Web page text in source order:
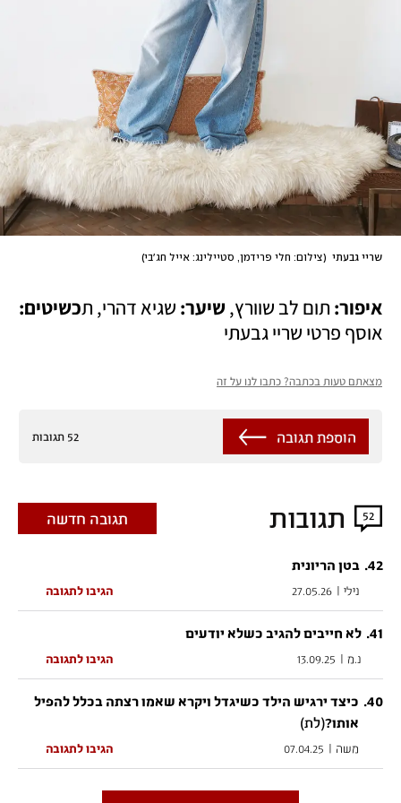
שריי גבעתי (צילום: חלי פרידמן, סטיילינג: אייל חג׳בי)
איפור: תום לב שוורץ, שיער: שגיא דהרי, תכשיטים:
אוסף פרטי שריי גבעתי
מצאתם טעות בכתבה? כתבו לנו על זה
52 תגובות הוספת תגובה
52 תגובות תגובה חדשה
42
. בטן הריונית
נילי |
27.05.26 הגיבו לתגובה
41
. לא חייבים להגיב כשלא יודעים
נ.מ |
13.09.25 הגיבו לתגובה
40
. כיצד ירגיש הילד כשיגדל ויקרא שאמו רצתה בכלל להפיל
אותו?(לת)
משה |
07.04.25 הגיבו לתגובה